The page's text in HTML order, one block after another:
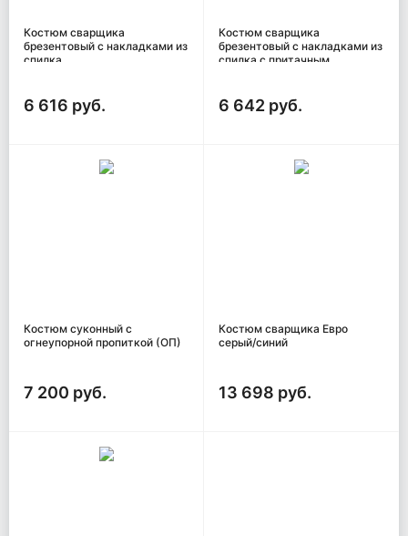
Костюм сварщика
брезентовый с накладками из
спилка
6 616 руб.
Костюм сварщика
брезентовый с накладками из
спилка с притачным
6 642 руб.
Костюм суконный с
огнеупорной пропиткой (ОП)
7 200 руб.
Костюм сварщика Евро
серый/синий
13 698 руб.